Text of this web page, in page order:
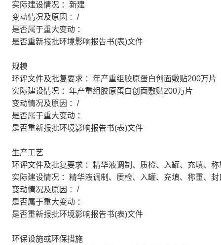
实际建设情况 ：新建
变动情况及原因 ：/
是否属于重大变动 ：
是否重新报批环境影响报告书(表)文件
规模
环评文件及批复要求 ：年产重组胶原蛋白创面敷贴200万片
实际建设情况 ：年产重组胶原蛋白创面敷贴200万片
变动情况及原因 ：/
是否属于重大变动 ：
是否重新报批环境影响报告书(表)文件
生产工艺
环评文件及批复要求 ：精华液调制、质检、入罐、充填、
实际建设情况 ：精华液调制、质检、入罐、充填、称重、
变动情况及原因 ：/
是否属于重大变动 ：
是否重新报批环境影响报告书(表)文件
环保设施或环保措施